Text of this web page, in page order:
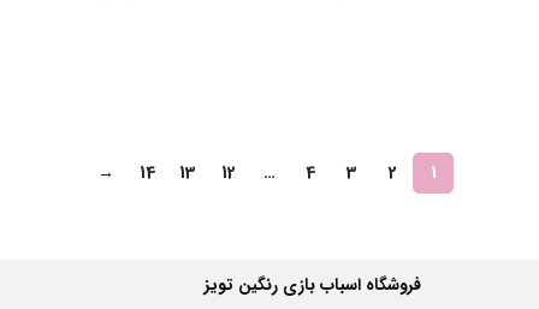
1
2
3
4
…
12
13
14
→
فروشگاه اسباب بازی رنگین تویز